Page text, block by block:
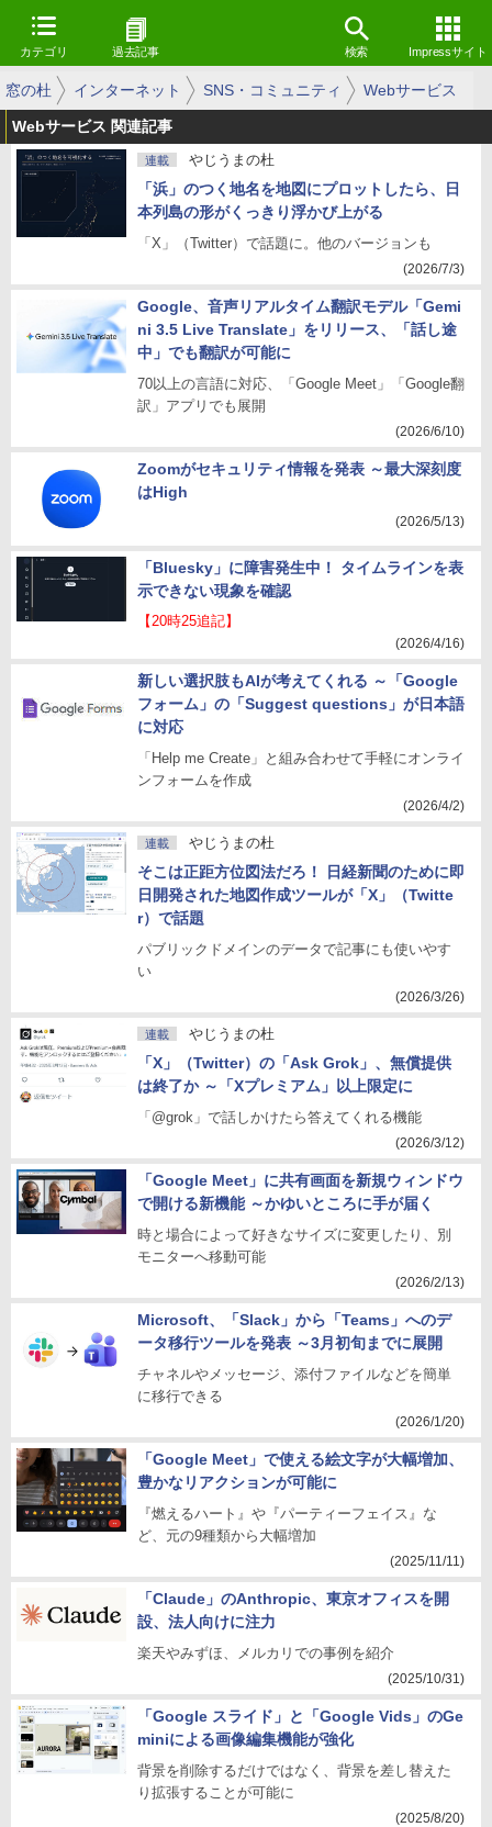
カテゴリ 過去記事 検索 Impressサイト
窓の杜 インターネット SNS・コミュニティ Webサービス
Webサービス 関連記事
連載 やじうまの杜
「浜」のつく地名を地図にプロットしたら、日
本列島の形がくっきり浮かび上がる
「X」（Twitter）で話題に。他のバージョンも
(2026/7/3)
Google、音声リアルタイム翻訳モデル「Gemi
ni 3.5 Live Translate」をリリース、「話し途
中」でも翻訳が可能に
70以上の言語に対応、「Google Meet」「Google翻
訳」アプリでも展開
(2026/6/10)
Zoomがセキュリティ情報を発表 ～最大深刻度
はHigh
(2026/5/13)
「Bluesky」に障害発生中！ タイムラインを表
示できない現象を確認
【20時25追記】
(2026/4/16)
新しい選択肢もAIが考えてくれる ～「Google
フォーム」の「Suggest questions」が日本語
に対応
「Help me Create」と組み合わせて手軽にオンライ
ンフォームを作成
(2026/4/2)
連載 やじうまの杜
そこは正距方位図法だろ！ 日経新聞のために即
日開発された地図作成ツールが「X」（Twitte
r）で話題
パブリックドメインのデータで記事にも使いやす
い
(2026/3/26)
連載 やじうまの杜
「X」（Twitter）の「Ask Grok」、無償提供
は終了か ～「Xプレミアム」以上限定に
「@grok」で話しかけたら答えてくれる機能
(2026/3/12)
「Google Meet」に共有画面を新規ウィンドウ
で開ける新機能 ～かゆいところに手が届く
時と場合によって好きなサイズに変更したり、別
モニターへ移動可能
(2026/2/13)
Microsoft、「Slack」から「Teams」へのデ
ータ移行ツールを発表 ～3月初旬までに展開
チャネルやメッセージ、添付ファイルなどを簡単
に移行できる
(2026/1/20)
「Google Meet」で使える絵文字が大幅増加、
豊かなリアクションが可能に
『燃えるハート』や『パーティーフェイス』な
ど、元の9種類から大幅増加
(2025/11/11)
「Claude」のAnthropic、東京オフィスを開
設、法人向けに注力
楽天やみずほ、メルカリでの事例を紹介
(2025/10/31)
「Google スライド」と「Google Vids」のGe
miniによる画像編集機能が強化
背景を削除するだけではなく、背景を差し替えた
り拡張することが可能に
(2025/8/20)